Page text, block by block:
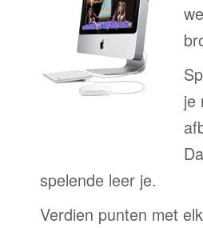
je
spelende leer je.
Verdien punten met